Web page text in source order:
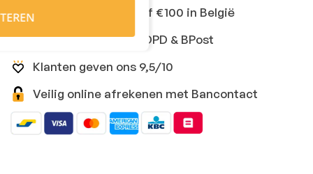
Gratis levering vanaf €100 in België
Snelle levering met DPD & BPost
Klanten geven ons 9,5/10
Veilig online afrekenen met Bancontact